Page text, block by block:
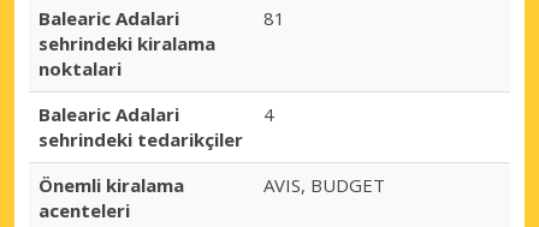
Balearic Adalari
sehrindeki kiralama
noktalari
81
Balearic Adalari
sehrindeki tedarikçiler
4
Önemli kiralama
acenteleri
AVIS, BUDGET